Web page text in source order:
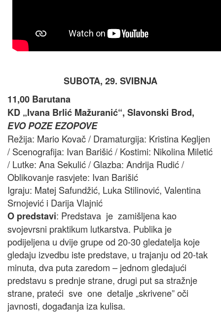
SUBOTA, 29. SVIBNJA
11,00 Barutana
KD „Ivana Brlić Mažuranić“, Slavonski Brod,
EVO POZE EZOPOVE
Režija: Mario Kovač / Dramaturgija: Kristina Kegljen
/ Scenografija: Ivan Barišić / Kostimi: Nikolina Miletić
/ Lutke: Ana Sekulić / Glazba: Andrija Rudić /
Oblikovanje rasvjete: Ivan Barišić
Igraju: Matej Safundžić, Luka Stilinović, Valentina
Srnojević i Darija Vlajnić
O predstavi: Predstava je zamišljena kao
svojevrsni praktikum lutkarstva. Publika je
podijeljena u dvije grupe od 20-30 gledatelja koje
gledaju izvedbu iste predstave, u trajanju od 20-tak
minuta, dva puta zaredom – jednom gledajući
predstavu s prednje strane, drugi put sa stražnje
strane, prateći sve one detalje „skrivene” oči
javnosti, događanja iza kulisa.